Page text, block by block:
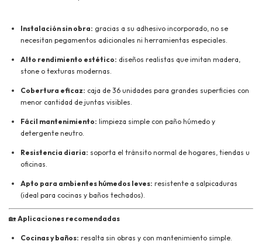
Instalación sin obra: gracias a su adhesivo incorporado, no se
necesitan pegamentos adicionales ni herramientas especiales.
Alto rendimiento estético: diseños realistas que imitan madera,
stone o texturas modernas.
Cobertura eficaz: caja de 36 unidades para grandes superficies con
menor cantidad de juntas visibles.
Fácil mantenimiento: limpieza simple con paño húmedo y
detergente neutro.
Resistencia diaria: soporta el tránsito normal de hogares, tiendas u
oficinas.
Apto para ambientes húmedos leves: resistente a salpicaduras
(ideal para cocinas y baños techados).
🏡 Aplicaciones recomendadas
Cocinas y baños: resalta sin obras y con mantenimiento simple.